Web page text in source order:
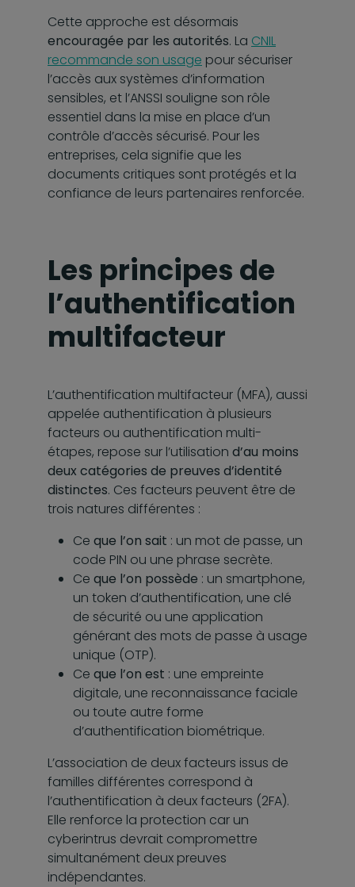
Cette approche est désormais
encouragée par les autorités. La CNIL
recommande son usage pour sécuriser
l’accès aux systèmes d’information
sensibles, et l’ANSSI souligne son rôle
essentiel dans la mise en place d’un
contrôle d’accès sécurisé. Pour les
entreprises, cela signifie que les
documents critiques sont protégés et la
confiance de leurs partenaires renforcée.
Les principes de
l’authentification
multifacteur
L’authentification multifacteur (MFA), aussi
appelée authentification à plusieurs
facteurs ou authentification multi-
étapes, repose sur l’utilisation d’au moins
deux catégories de preuves d’identité
distinctes. Ces facteurs peuvent être de
trois natures différentes :
Ce que l’on sait : un mot de passe, un
code PIN ou une phrase secrète.
Ce que l’on possède : un smartphone,
un token d’authentification, une clé
de sécurité ou une application
générant des mots de passe à usage
unique (OTP).
Ce que l’on est : une empreinte
digitale, une reconnaissance faciale
ou toute autre forme
d’authentification biométrique.
L’association de deux facteurs issus de
familles différentes correspond à
l’authentification à deux facteurs (2FA).
Elle renforce la protection car un
cyberintrus devrait compromettre
simultanément deux preuves
indépendantes.